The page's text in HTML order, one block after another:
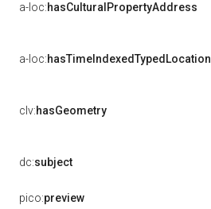
a-loc:hasCulturalPropertyAddress
a-loc:hasTimeIndexedTypedLocation
clv:hasGeometry
dc:subject
pico:preview